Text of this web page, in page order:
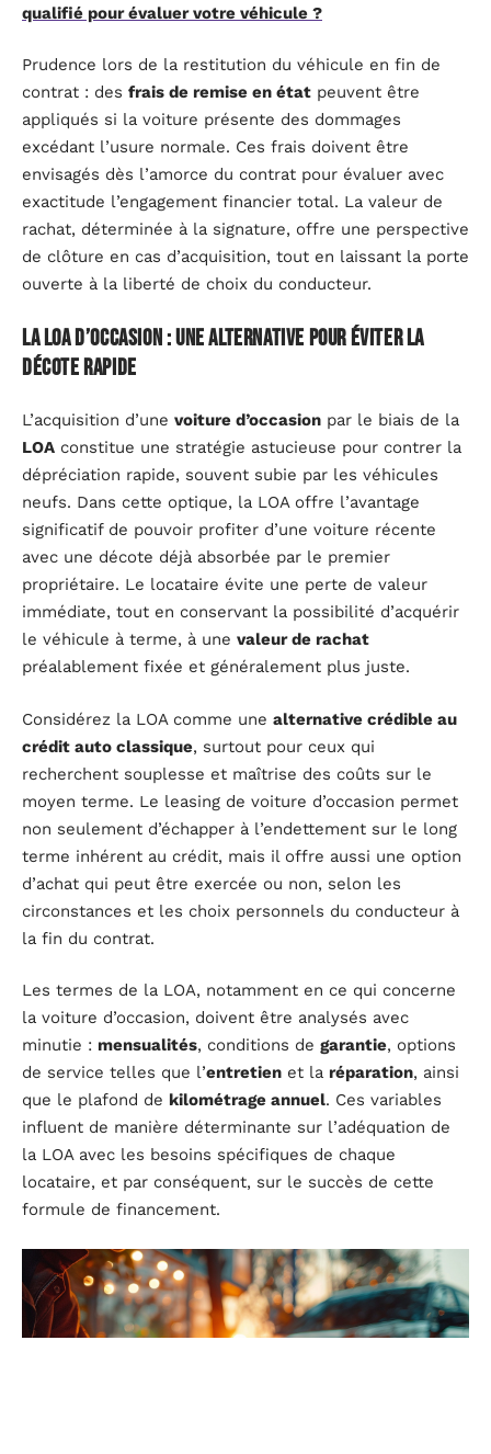
qualifié pour évaluer votre véhicule ?
Prudence lors de la restitution du véhicule en fin de
contrat : des frais de remise en état peuvent être
appliqués si la voiture présente des dommages
excédant l’usure normale. Ces frais doivent être
envisagés dès l’amorce du contrat pour évaluer avec
exactitude l’engagement financier total. La valeur de
rachat, déterminée à la signature, offre une perspective
de clôture en cas d’acquisition, tout en laissant la porte
ouverte à la liberté de choix du conducteur.
La LOA d’occasion : une alternative pour éviter la
décote rapide
L’acquisition d’une voiture d’occasion par le biais de la
LOA constitue une stratégie astucieuse pour contrer la
dépréciation rapide, souvent subie par les véhicules
neufs. Dans cette optique, la LOA offre l’avantage
significatif de pouvoir profiter d’une voiture récente
avec une décote déjà absorbée par le premier
propriétaire. Le locataire évite une perte de valeur
immédiate, tout en conservant la possibilité d’acquérir
le véhicule à terme, à une valeur de rachat
préalablement fixée et généralement plus juste.
Considérez la LOA comme une alternative crédible au
crédit auto classique, surtout pour ceux qui
recherchent souplesse et maîtrise des coûts sur le
moyen terme. Le leasing de voiture d’occasion permet
non seulement d’échapper à l’endettement sur le long
terme inhérent au crédit, mais il offre aussi une option
d’achat qui peut être exercée ou non, selon les
circonstances et les choix personnels du conducteur à
la fin du contrat.
Les termes de la LOA, notamment en ce qui concerne
la voiture d’occasion, doivent être analysés avec
minutie : mensualités, conditions de garantie, options
de service telles que l’entretien et la réparation, ainsi
que le plafond de kilométrage annuel. Ces variables
influent de manière déterminante sur l’adéquation de
la LOA avec les besoins spécifiques de chaque
locataire, et par conséquent, sur le succès de cette
formule de financement.